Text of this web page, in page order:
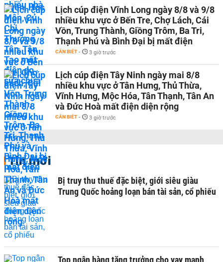
Lịch cúp điện Vĩnh Long ngày 8/8 và 9/8
nhiều khu vực ở Bến Tre, Chợ Lách, Cái
Vồn, Trung Thành, Giồng Trôm, Ba Tri,
Thạnh Phú và Bình Đại bị mất điện
CẦN BIẾT - 3 giờ trước
Lịch cúp điện Tây Ninh ngày mai 8/8
nhiều khu vực ở Tân Hưng, Thủ Thừa,
Vĩnh Hưng, Mộc Hóa, Tân Thạnh, Tân An
và Đức Hoà mất điện diện rộng
CẦN BIẾT - 3 giờ trước
Tin mới
Bị truy thu thuế đặc biệt, giới siêu giàu
Trung Quốc hoảng loạn bán tài sản, cổ phiếu
Top ngân hàng tăng trưởng cho vay mạnh